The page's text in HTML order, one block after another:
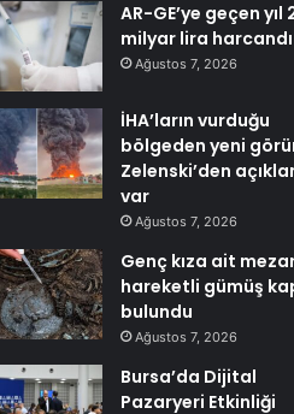
AR-GE’ye geçen yıl
milyar lira harcandı
Ağustos 7, 2026
İHA’ların vurduğu
bölgeden yeni
Zelenski’den
var
Ağustos 7, 2026
Genç kıza ait
hareketli gümüş
bulundu
Ağustos 7, 2026
Bursa’da Dijital
Pazaryeri Etkinliği